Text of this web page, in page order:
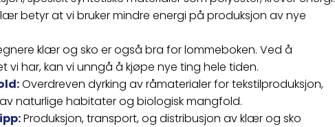
betyr at vi bruker mindre energi på produksjon av nye
klær og sko er også bra for lommeboken. Ved å
vi har, kan vi unngå å kjøpe nye ting hele tiden.
Overdreven dyrking av råmaterialer for tekstilproduksjon,
naturlige habitater og biologisk mangfold.
Produksjon, transport, og distribusjon av klær og sko